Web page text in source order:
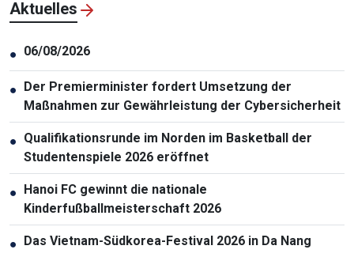
Aktuelles
● 06/08/2026
● Der Premierminister fordert Umsetzung der
Maßnahmen zur Gewährleistung der Cybersicherheit
● Qualifikationsrunde im Norden im Basketball der
Studentenspiele 2026 eröffnet
● Hanoi FC gewinnt die nationale
Kinderfußballmeisterschaft 2026
● Das Vietnam-Südkorea-Festival 2026 in Da Nang